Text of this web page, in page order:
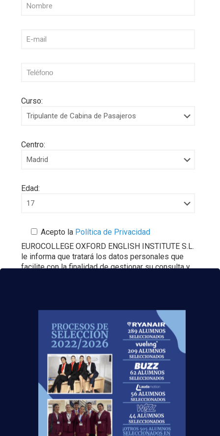
Curso:
Centro:
Edad:
Acepto la Política de Privacidad
EUROCOLLEGE OXFORD ENGLISH INSTITUTE S.L.
le informa que tratará los datos personales que
facilite con la finalidad de gestionar su consulta y
información, por favor, consulte nuestraPolítica de